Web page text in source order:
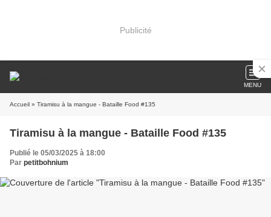
Publicité
MENU
Accueil » Tiramisu à la mangue - Bataille Food #135
Tiramisu à la mangue - Bataille Food #135
Publié le 05/03/2025 à 18:00
Par petitbohnium